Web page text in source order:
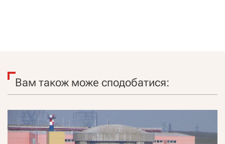
Вам також може сподобатися: